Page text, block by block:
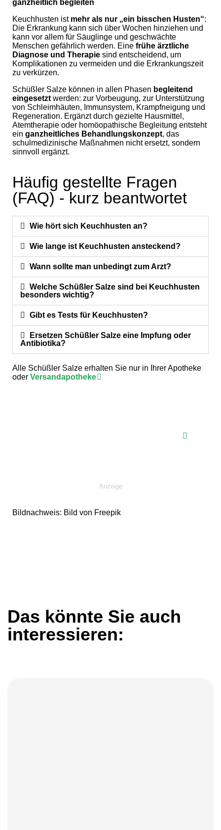
ganzheitlich begleiten
Keuchhusten ist mehr als nur „ein bisschen Husten“:
Die Erkrankung kann sich über Wochen hinziehen und
kann vor allem für Säuglinge und geschwächte
Menschen gefährlich werden. Eine frü he ärztliche
Diagnose und Therapie sind entscheidend, um
Komplikationen zu vermeiden und die Erkrankungszeit
zu verkürzen.
Schüßler Salze können in allen Phasen begleitend
eingesetzt werden: zur Vorbeugung, zur Unterstützung
von Schleimhäuten, Immunsystem, Krampfneigung und
Regeneration. Ergänzt durch gezielte Hausmittel,
Atemtherapie oder homöopathische Begleitung entsteht
ein ganzheitliches Behandlungskonzept, das
schulmedizinische Maßnahmen nicht ersetzt, sondern
sinnvoll ergänzt.
Häufig gestellte Fragen
(FAQ) - kurz beantwortet
Wie hört sich Keuchhusten an?
Wie lange ist Keuchhusten ansteckend?
Wann sollte man unbedingt zum Arzt?
Welche Schüßler Salze sind bei Keuchhusten
besonders wichtig?
Gibt es Tests für Keuchhusten?
Ersetzen Schüßler Salze eine Impfung oder
Antibiotika?
Alle Schüßler Salze erhalten Sie nur in Ihrer Apotheke
oder Versandapotheke
Anzeige
Bildnachweis: Bild von Freepik
Das könnte Sie auch
interessieren: